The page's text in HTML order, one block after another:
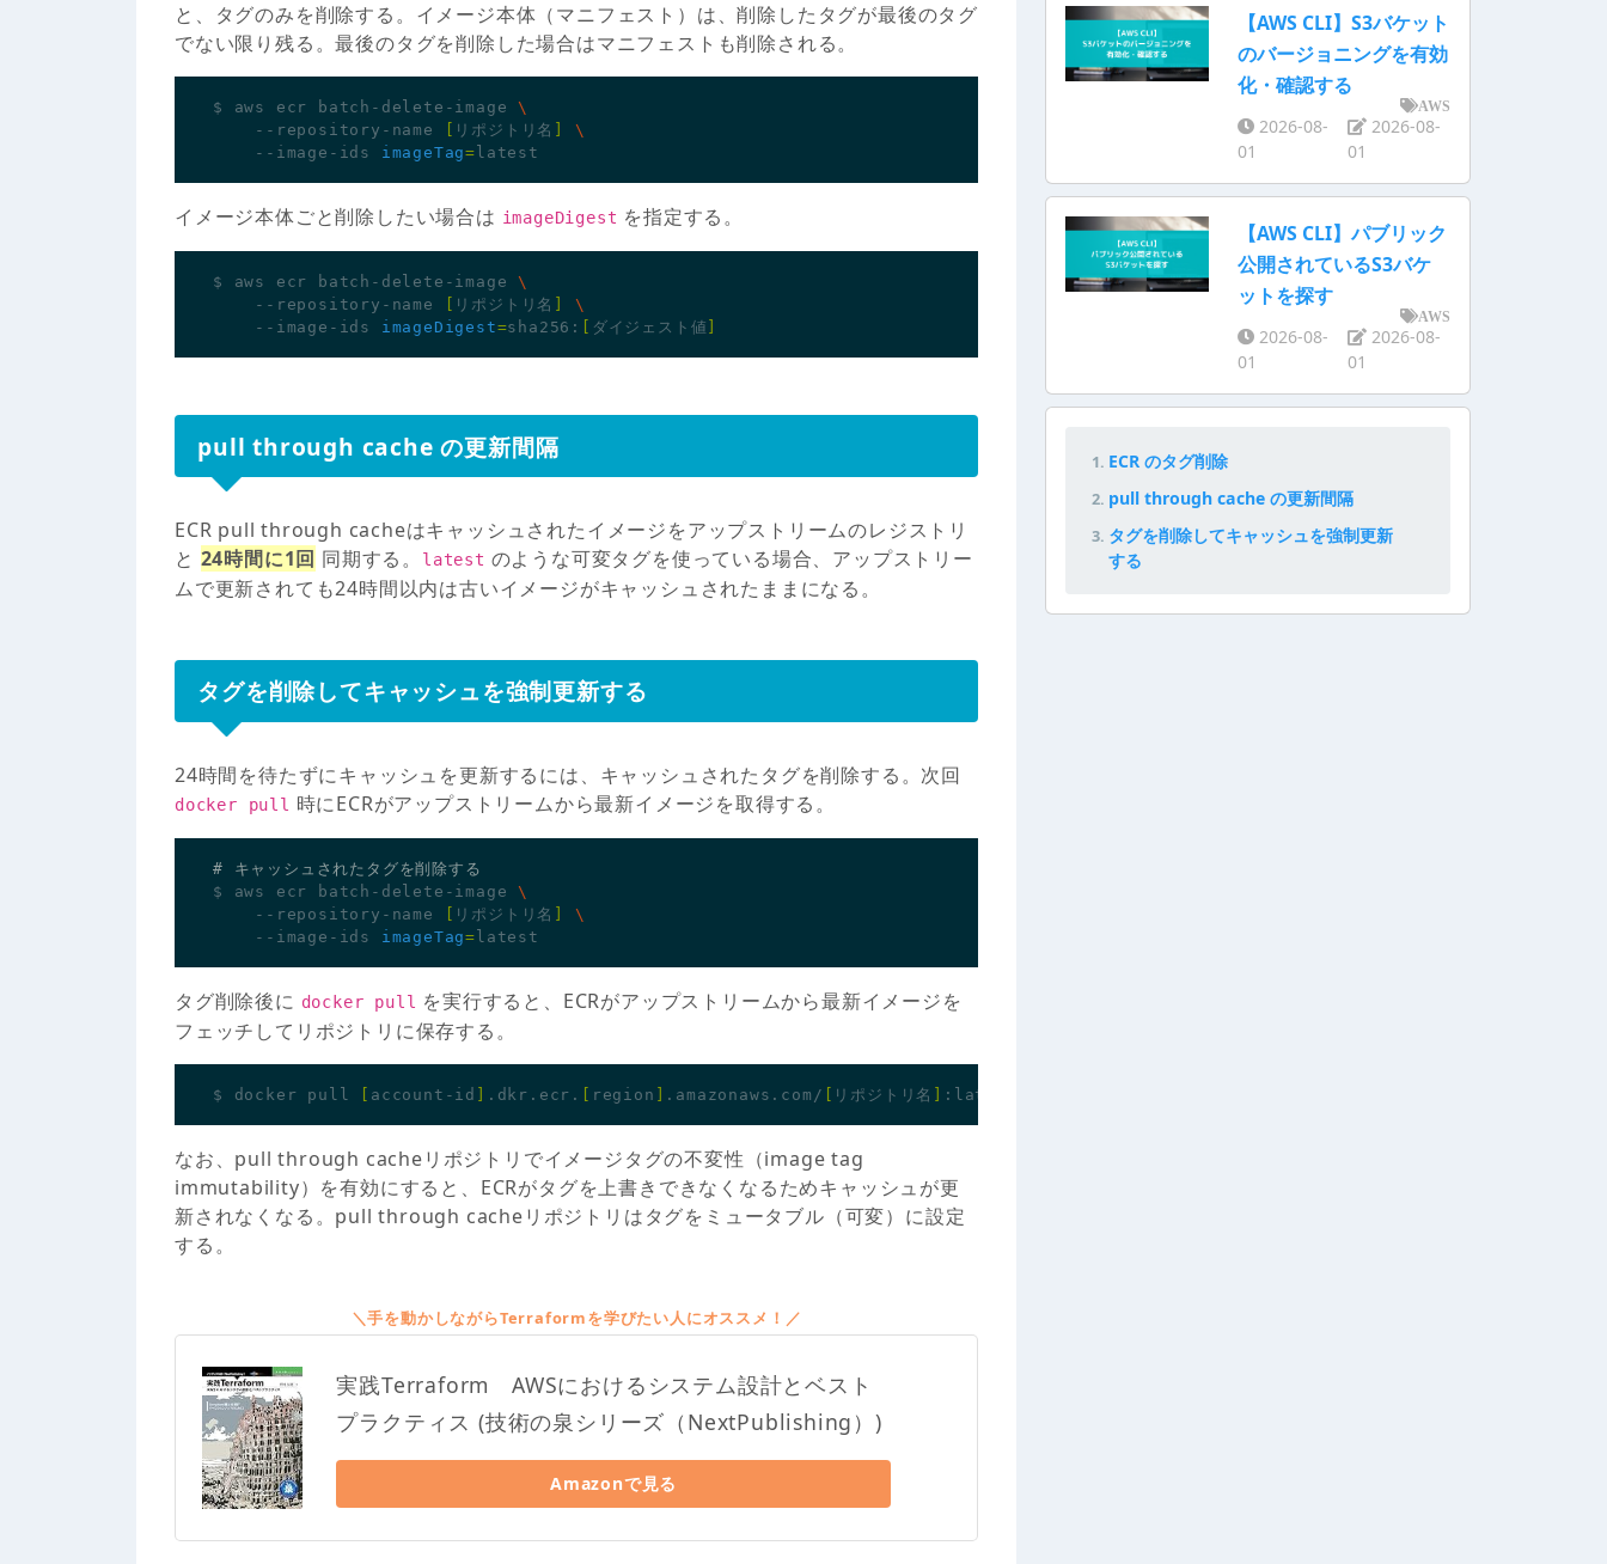
と、タグのみを削除する。イメージ本体（マニフェスト）は、削除したタグが最後のタグ
でない限り残る。最後のタグを削除した場合はマニフェストも削除される。
$ aws ecr batch-delete-image
    --repository-name
リポジトリ名
    --image-ids
imageTag=
イメージ本体ごと削除したい場合は imageDigest を指定する。
$ aws ecr batch-delete-image
    --repository-name
リポジトリ名
    --image-ids
imageDigest=sha256: ダイジェスト値
pull through cache の更新間隔
ECR pull through cacheはキャッシュされたイメージをアップストリームのレジストリ
と 24時間に1回 同期する。 latest のような可変タグを使っている場合、アップストリー
ムで更新されても24時間以内は古いイメージがキャッシュされたままになる。
タグを削除してキャッシュを強制更新する
24時間を待たずにキャッシュを更新するには、キャッシュされたタグを削除する。次回
docker pull 時にECRがアップストリームから最新イメージを取得する。
# キャッシュされたタグを削除する
$ aws ecr batch-delete-image
    --repository-name
[ リポジトリ名 ]
    --image-ids
imageTag=
タグ削除後に docker pull
を実行すると、ECRがアップストリームから最新イメージを
フェッチしてリポジトリに保存する。
$ docker pull [ account-id ] .dkr.ecr. [ region ] .amazonaws.com/ [ リポジトリ名 ]
なお、pull through cacheリポジトリでイメージタグの不変性（image tag
immutability）を有効にすると、ECRがタグを上書きできなくなるためキャッシュが更
新されなくなる。pull through cacheリポジトリはタグをミュータブル（可変）に設定
する。
＼手を動かしながらTerraformを学びたい人にオススメ！／
実践Terraform AWSにおけるシステム設計とベスト
プラクティス (技術の泉シリーズ（NextPublishing）)
Amazonで見る
【AWS CLI】S3バケット
のバージョニングを有効
化・確認する
AWS
2026-08-
01
2026-08-
01
【AWS CLI】パブリック
公開されているS3バケ
ットを探す
AWS
2026-08-
01
2026-08-
01
ECR のタグ削除
pull through cache の更新間隔
タグを削除してキャッシュを強制更新
する